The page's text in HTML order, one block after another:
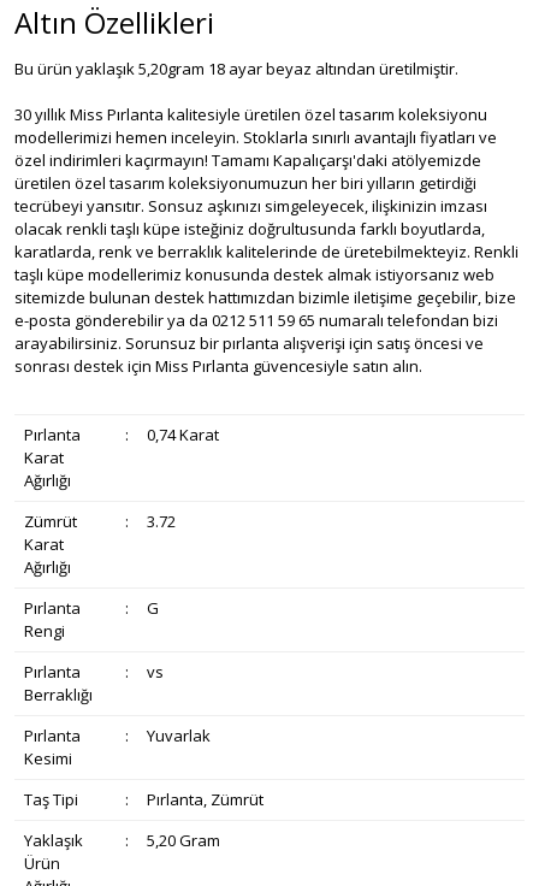
Altın Özellikleri
Bu ürün yaklaşık 5,20gram 18 ayar beyaz altından üretilmiştir.
30 yıllık Miss Pırlanta kalitesiyle üretilen özel tasarım koleksiyonu
modellerimizi hemen inceleyin. Stoklarla sınırlı avantajlı fiyatları ve
özel indirimleri kaçırmayın! Tamamı Kapalıçarşı'daki atölyemizde
üretilen özel tasarım koleksiyonumuzun her biri yılların getirdiği
tecrübeyi yansıtır. Sonsuz aşkınızı simgeleyecek, ilişkinizin imzası
olacak renkli taşlı küpe isteğiniz doğrultusunda farklı boyutlarda,
karatlarda, renk ve berraklık kalitelerinde de üretebilmekteyiz. Renkli
taşlı küpe modellerimiz konusunda destek almak istiyorsanız web
sitemizde bulunan destek hattımızdan bizimle iletişime geçebilir, bize
e-posta gönderebilir ya da 0212 511 59 65 numaralı telefondan bizi
arayabilirsiniz. Sorunsuz bir pırlanta alışverişi için satış öncesi ve
sonrası destek için Miss Pırlanta güvencesiyle satın alın.
Pırlanta
Karat
Ağırlığı
: 0,74 Karat
Zümrüt
Karat
Ağırlığı
: 3.72
Pırlanta
Rengi
: G
Pırlanta
Berraklığı
: vs
Pırlanta
Kesimi
: Yuvarlak
Taş Tipi :
Pırlanta, Zümrüt
Yaklaşık
Ürün
: 5,20 Gram